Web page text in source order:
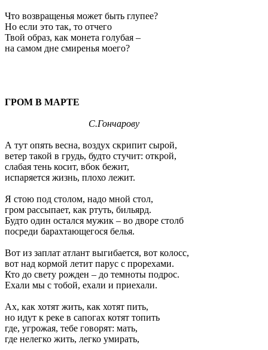
Что возвращенья может быть глупее?
Но если это так, то отчего
Твой образ, как монета голубая –
на самом дне смиренья моего?
ГРОМ В МАРТЕ
С.Гончарову
А тут опять весна, воздух скрипит сырой,
ветер такой в грудь, будто стучит: открой,
слабая тень косит, вбок бежит,
испаряется жизнь, плохо лежит.
Я стою под столом, надо мной стол,
гром рассыпает, как ртуть, бильярд.
Будто один остался мужик – во дворе столб
посреди барахтающегося белья.
Вот из заплат атлант выгибается, вот колосс,
вот над кормой летит парус с прорехами.
Кто до свету рожден – до темноты подрос.
Ехали мы с тобой, ехали и приехали.
Ах, как хотят жить, как хотят пить,
но идут к реке в сапогах котят топить
где, угрожая, тебе говорят: мать,
где нелегко жить, легко умирать,